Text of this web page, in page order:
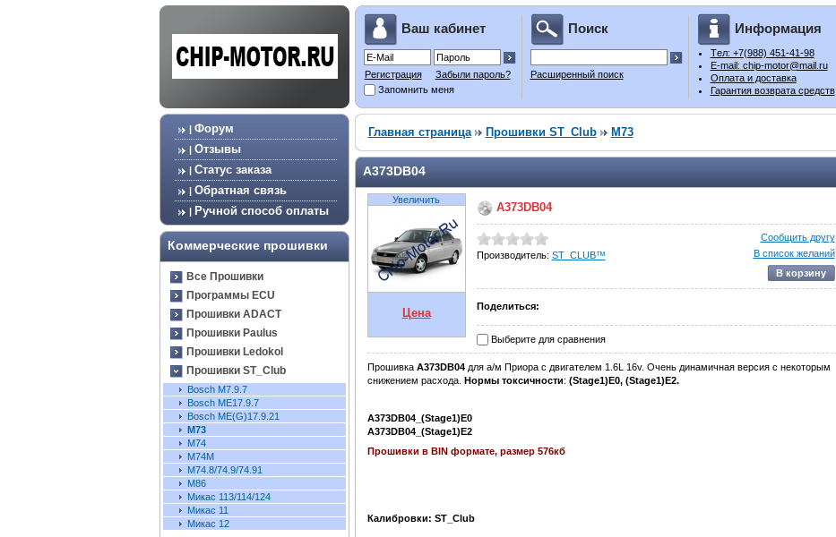
Ваш кабинет
Регистрация
Забыли пароль?
Запомнить меня
Поиск
Расширенный поиск
Информация
Tел: +7(988) 451-41-98
E-mail: chip-motor@mail.ru
Оплата и доставка
Гарантия возврата средств
| Форум
| Отзывы
| Статус заказа
| Обратная связь
| Ручной способ оплаты
Коммерческие прошивки
Все Прошивки
Программы ECU
Прошивки ADACT
Прошивки Paulus
Прошивки Ledokol
Прошивки ST_Club
Bosch М7.9.7
Bosch ME17.9.7
Bosch ME(G)17.9.21
М73
M74
M74M
М74.8/74.9/74.91
M86
Микас 113/114/124
Микас 11
Микас 12
Главная страница Прошивки ST_Club М73
A373DB04
Увеличить
Цена
A373DB04
Производитель: ST_CLUB™
Сообщить другу
В список желаний
В корзину
Поделиться:
Выберите для сравнения
Прошивка A373DB04для а/м Приора с двигателем 1.6L 16v. Очень динамичная версия с некоторым
снижением расхода. Нормы токсичности: (Stage1)E0, (Stage1)E2.
A373DB04_(Stage1)E0
A373DB04_(Stage1)E2
Прошивки в BIN формате, размер 576кб
Калибровки: ST_Club